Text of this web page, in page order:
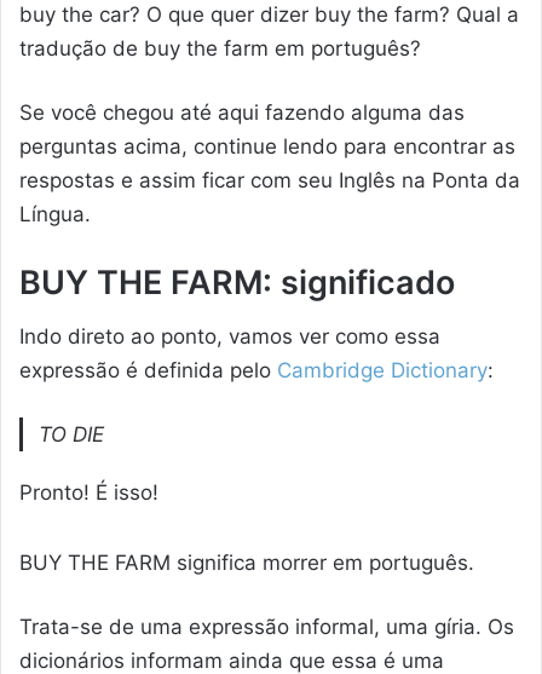
buy the car? O que quer dizer buy the farm? Qual a
tradução de buy the farm em português?
Se você chegou até aqui fazendo alguma das
perguntas acima, continue lendo para encontrar as
respostas e assim ficar com seu Inglês na Ponta da
Língua.
BUY THE FARM: significado
Indo direto ao ponto, vamos ver como essa
expressão é definida pelo Cambridge Dictionary:
TO DIE
Pronto! É isso!
BUY THE FARM significa morrer em português.
Trata-se de uma expressão informal, uma gíria. Os
dicionários informam ainda que essa é uma